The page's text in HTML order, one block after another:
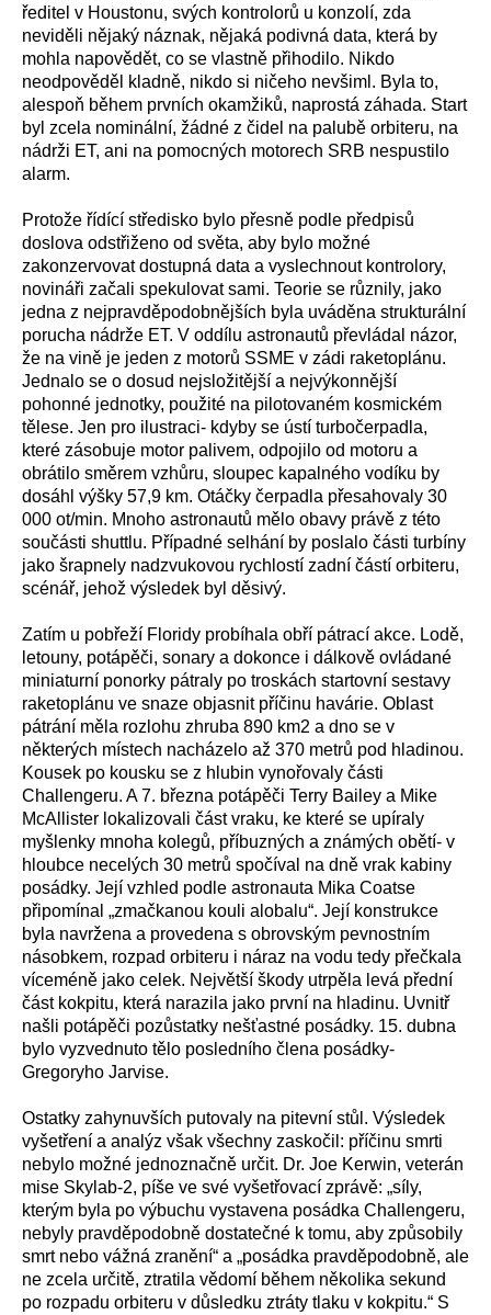
ředitel v Houstonu, svých kontrolorů u konzolí, zda
neviděli nějaký náznak, nějaká podivná data, která by
mohla napovědět, co se vlastně přihodilo. Nikdo
neodpověděl kladně, nikdo si ničeho nevšiml. Byla to,
alespoň během prvních okamžiků, naprostá záhada. Start
byl zcela nominální, žádné z čidel na palubě orbiteru, na
nádrži ET, ani na pomocných motorech SRB nespustilo
alarm.
Protože řídící středisko bylo přesně podle předpisů
doslova odstřiženo od světa, aby bylo možné
zakonzervovat dostupná data a vyslechnout kontrolory,
novináři začali spekulovat sami. Teorie se různily, jako
jedna z nejpravděpodobnějších byla uváděna strukturální
porucha nádrže ET. V oddílu astronautů převládal názor,
že na vině je jeden z motorů SSME v zádi raketoplánu.
Jednalo se o dosud nejsložitější a nejvýkonnější
pohonné jednotky, použité na pilotovaném kosmickém
tělese. Jen pro ilustraci- kdyby se ústí turbočerpadla,
které zásobuje motor palivem, odpojilo od motoru a
obrátilo směrem vzhůru, sloupec kapalného vodíku by
dosáhl výšky 57,9 km. Otáčky čerpadla přesahovaly 30
000 ot/min. Mnoho astronautů mělo obavy právě z této
součásti shuttlu. Případné selhání by poslalo části turbíny
jako šrapnely nadzvukovou rychlostí zadní částí orbiteru,
scénář, jehož výsledek byl děsivý.
Zatím u pobřeží Floridy probíhala obří pátrací akce. Lodě,
letouny, potápěči, sonary a dokonce i dálkově ovládané
miniaturní ponorky pátraly po troskách startovní sestavy
raketoplánu ve snaze objasnit příčinu havárie. Oblast
pátrání měla rozlohu zhruba 890 km2 a dno se v
některých místech nacházelo až 370 metrů pod hladinou.
Kousek po kousku se z hlubin vynořovaly části
Challengeru. A 7. března potápěči Terry Bailey a Mike
McAllister lokalizovali část vraku, ke které se upíraly
myšlenky mnoha kolegů, příbuzných a známých obětí- v
hloubce necelých 30 metrů spočíval na dně vrak kabiny
posádky. Její vzhled podle astronauta Mika Coatse
připomínal „zmačkanou kouli alobalu“. Její konstrukce
byla navržena a provedena s obrovským pevnostním
násobkem, rozpad orbiteru i náraz na vodu tedy přečkala
víceméně jako celek. Největší škody utrpěla levá přední
část kokpitu, která narazila jako první na hladinu. Uvnitř
našli potápěči pozůstatky nešťastné posádky. 15. dubna
bylo vyzvednuto tělo posledního člena posádky-
Gregoryho Jarvise.
Ostatky zahynuvších putovaly na pitevní stůl. Výsledek
vyšetření a analýz však všechny zaskočil: příčinu smrti
nebylo možné jednoznačně určit. Dr. Joe Kerwin, veterán
mise Skylab-2, píše ve své vyšetřovací zprávě: „síly,
kterým byla po výbuchu vystavena posádka Challengeru,
nebyly pravděpodobně dostatečné k tomu, aby způsobily
smrt nebo vážná zranění“ a „posádka pravděpodobně, ale
ne zcela určitě, ztratila vědomí během několika sekund
po rozpadu orbiteru v důsledku ztráty tlaku v kokpitu.“ S